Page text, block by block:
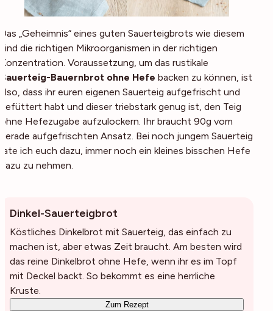
Das „Geheimnis“ eines guten Sauerteigbrots wie diesem
sind die richtigen Mikroorganismen in der richtigen
Konzentration. Voraussetzung, um das rustikale
Sauerteig-Bauernbrot ohne Hefe backen zu können, ist
also, dass ihr euren eigenen Sauerteig aufgefrischt und
gefüttert habt und dieser triebstark genug ist, den Teig
ohne Hefezugabe aufzulockern. Ihr braucht 90g vom
gerade aufgefrischten Ansatz. Bei noch jungem Sauerteig
rate ich euch dazu, immer noch ein kleines bisschen Hefe
dazu zu nehmen.
Dinkel-Sauerteigbrot
Köstliches Dinkelbrot mit Sauerteig, das einfach zu
machen ist, aber etwas Zeit braucht. Am besten wird
das reine Dinkelbrot ohne Hefe, wenn ihr es im Topf
mit Deckel backt. So bekommt es eine herrliche
Kruste.
Zum Rezept